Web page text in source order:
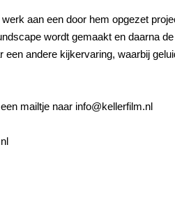
aan een door hem opgezet
wordt gemaakt en daarna
andere kijkervaring, waarbij
mailtje naar info@kellerfilm.nl